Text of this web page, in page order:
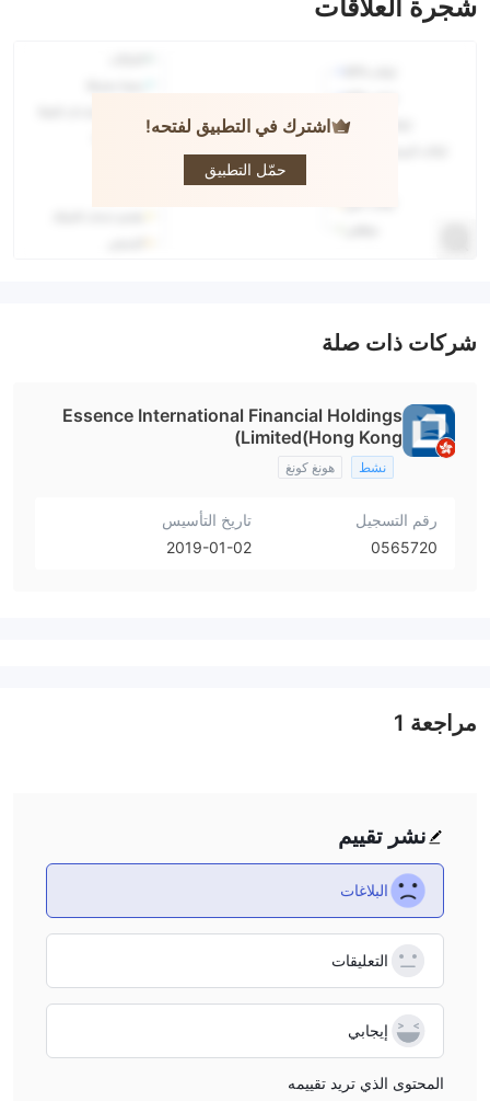
شجرة العلاقات
اشترك في التطبيق لفتحه!
حمّل التطبيق
International
شركات ذات صلة
Essence International Financial Holdings
Limited(Hong Kong)
نشط هونغ كونغ
رقم التسجيل
0565720
تاريخ التأسيس
2019-01-02
نشر تقييم
البلاغات
التعليقات
إيجابي
المحتوى الذي تريد تقييمه
مراجعة